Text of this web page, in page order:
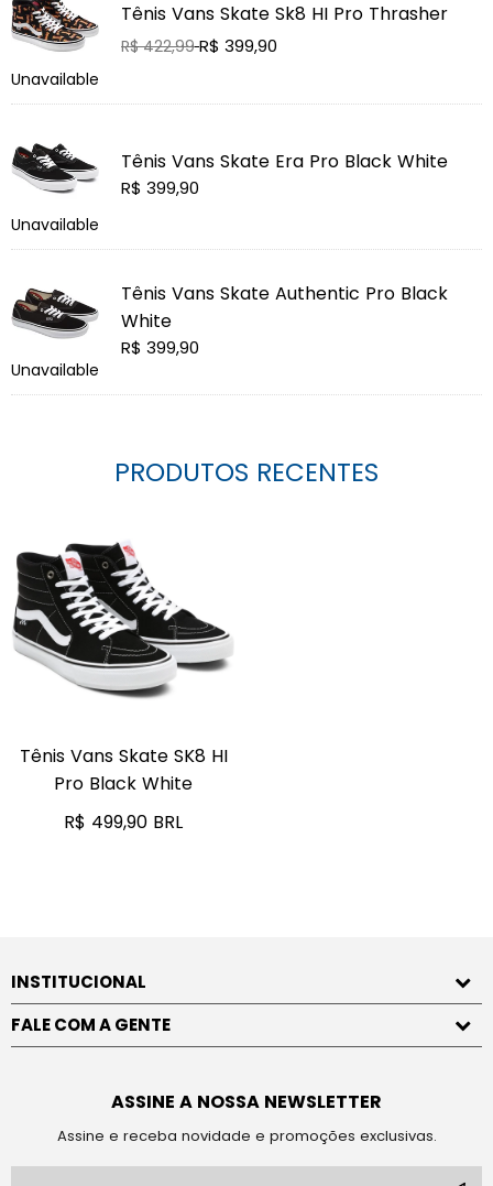
Unavailable
Tênis Vans Skate Sk8 HI Pro Thrasher
Preço
R$ 422,99 R$ 399,90
Unavailable
Tênis Vans Skate Era Pro Black White
Preço
R$ 399,90
Unavailable
Tênis Vans Skate Authentic Pro Black
White
Preço
R$ 399,90
PRODUTOS RECENTES
Tênis Vans Skate SK8 HI
Pro Black White
R$ 499,90 BRL
INSTITUCIONAL
FALE COM A GENTE
ASSINE A NOSSA NEWSLETTER
Assine e receba novidade e promoções exclusivas.